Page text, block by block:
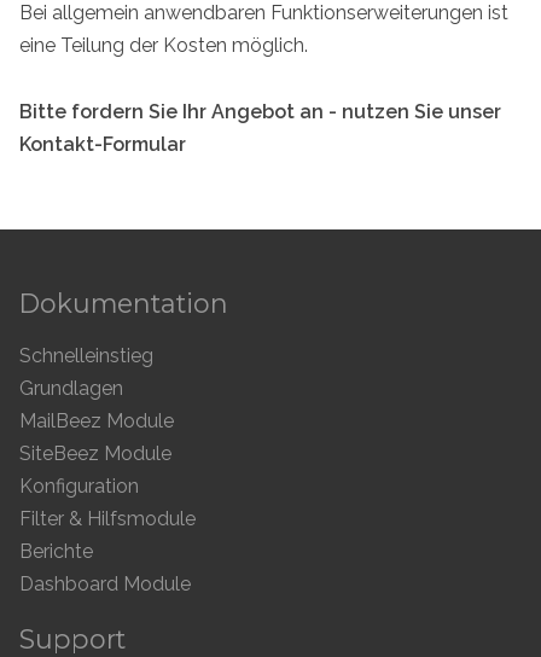
Bei allgemein anwendbaren Funktionserweiterungen ist
eine Teilung der Kosten möglich.
Bitte fordern Sie Ihr Angebot an - nutzen Sie unser
Kontakt-Formular
Dokumentation
Schnelleinstieg
Grundlagen
MailBeez Module
SiteBeez Module
Konfiguration
Filter & Hilfsmodule
Berichte
Dashboard Module
Support